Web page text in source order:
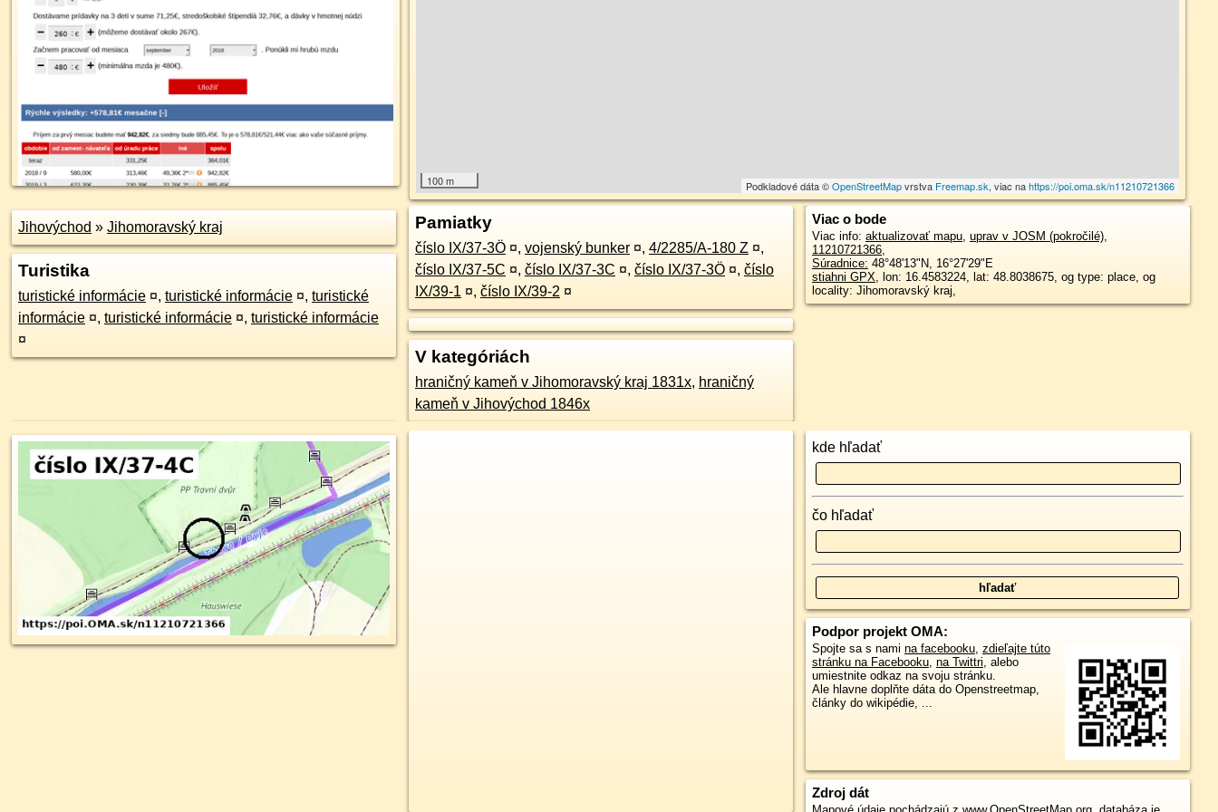
100 m Podkladové dáta ©OpenStreetMapvrstva Freemap.sk, viac nahttps://poi.oma.sk/n11210721366
Jihovýchod » Jihomoravský kraj
Turistika
turistické informácie ¤, turistické informácie ¤, turistické
informácie ¤, turistické informácie ¤, turistické informácie
¤
Pamiatky
číslo IX/37-3Ö ¤, vojenský bunker ¤, 4/2285/A-180 Z ¤,
číslo IX/37-5C ¤, číslo IX/37-3C ¤, číslo IX/37-3Ö ¤, číslo
IX/39-1 ¤, číslo IX/39-2 ¤
V kategóriách
hraničný kameň v Jihomoravský kraj 1831x, hraničný
kameň v Jihovýchod 1846x
Viac o bode
Viac info: aktualizovať mapu, uprav v JOSM (pokročilé),
11210721366,
Súradnice: 48°48'13"N, 16°27'29"E
stiahni GPX, lon: 16.4583224, lat: 48.8038675, og type: place, og
locality: Jihomoravský kraj,
kde hľadať
čo hľadať
Podpor projekt OMA:
Spojte sa s nami na facebooku, zdieľajte túto
stránku na Facebooku, na Twittri, alebo
umiestnite odkaz na svoju stránku.
Ale hlavne doplňte dáta do Openstreetmap,
články do wikipédie, ...
Zdroj dát